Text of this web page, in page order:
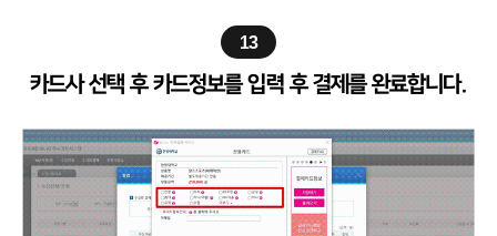
13
카드사 선택 후 카드정보를 입력 후 결제를 완료합니다.